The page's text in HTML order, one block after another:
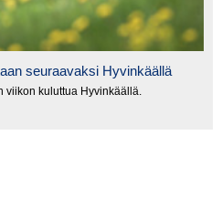
seuraavaksi Hyvinkäällä
viikon kuluttua Hyvinkäällä.